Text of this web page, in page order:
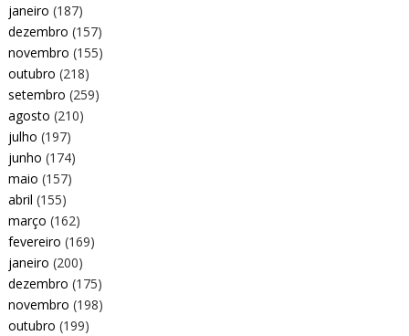
janeiro (187)
dezembro (157)
novembro (155)
outubro (218)
setembro (259)
agosto (210)
julho (197)
junho (174)
maio (157)
abril (155)
março (162)
fevereiro (169)
janeiro (200)
dezembro (175)
novembro (198)
outubro (199)